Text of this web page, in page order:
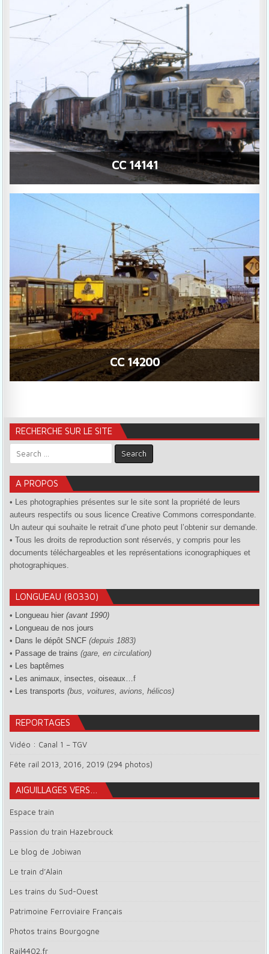
CC 14141
CC 14200
RECHERCHE SUR LE SITE
Search for:
A PROPOS
• Les photographies présentes sur le site sont la propriété de leurs
auteurs respectifs ou sous licence Creative Commons correspondante.
Un auteur qui souhaite le retrait d’une photo peut l’obtenir sur demande.
• Tous les droits de reproduction sont réservés, y compris pour les
documents téléchargeables et les représentations iconographiques et
photographiques.
LONGUEAU (80330)
• Longueau hier (avant 1990)
• Longueau de nos jours
• Dans le dépôt SNCF (depuis 1883)
• Passage de trains (gare, en circulation)
• Les baptêmes
• Les animaux, insectes, oiseaux…f
• Les transports (bus, voitures, avions, hélicos)
REPORTAGES
Vidéo : Canal 1 – TGV
Fête rail 2013, 2016, 2019 (294 photos)
AIGUILLAGES VERS…
Espace train
Passion du train Hazebrouck
Le blog de Jobiwan
Le train d’Alain
Les trains du Sud-Ouest
Patrimoine Ferroviaire Français
Photos trains Bourgogne
Rail4402.fr